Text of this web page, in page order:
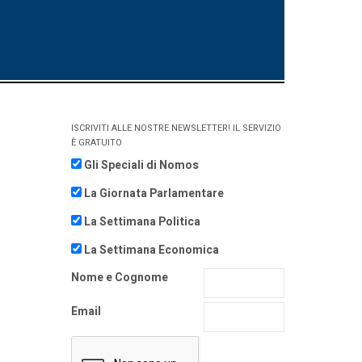
ISCRIVITI ALLE NOSTRE NEWSLETTER! IL SERVIZIO
È GRATUITO
Gli Speciali di Nomos
La Giornata Parlamentare
La Settimana Politica
La Settimana Economica
Nome e Cognome
Email